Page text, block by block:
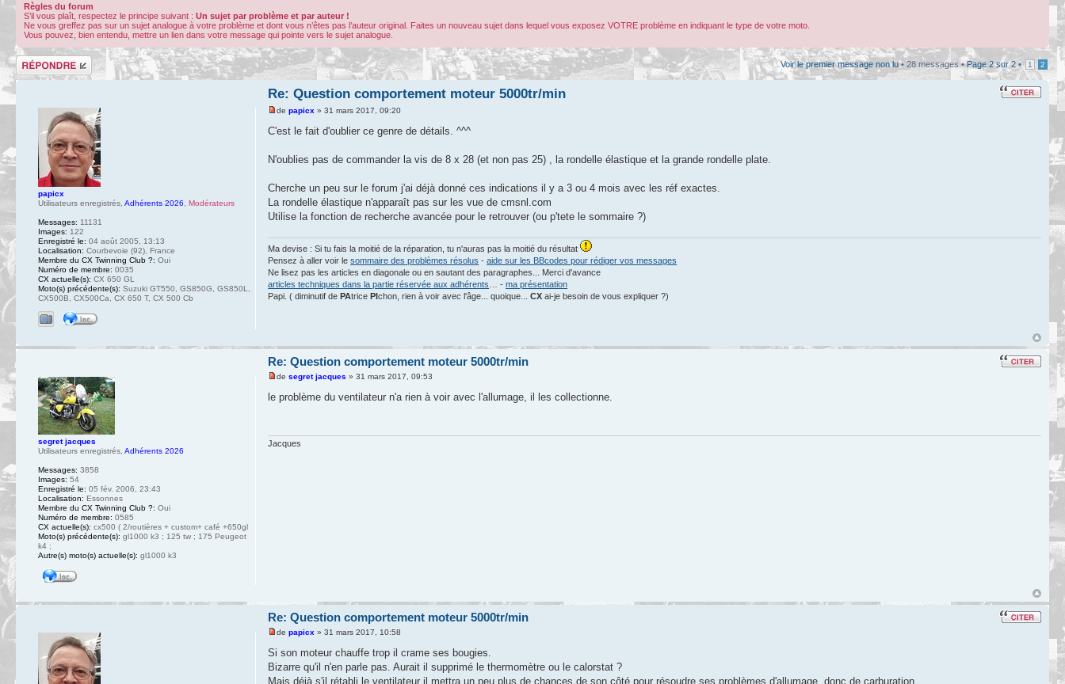
Règles du forum
S’il vous plaît, respectez le principe suivant : Un sujet par problème et par auteur !
Ne vous greffez pas sur un sujet analogue à votre problème et dont vous n’êtes pas l’auteur original. Faites un nouveau sujet dans lequel vous exposez VOTRE problème en indiquant le type de votre moto.
Vous pouvez, bien entendu, mettre un lien dans votre message qui pointe vers le sujet analogue.
Répondre Voir le premier message non lu• 28 messages •Page 2sur2• 1 2
Re: Question comportement moteur 5000tr/min
depapicx » 31 mars 2017, 09:20
C'est le fait d'oublier ce genre de détails. ^^^
N'oublies pas de commander la vis de 8 x 28 (et non pas 25) , la rondelle élastique et la grande rondelle plate.
Cherche un peu sur le forum j'ai déjà donné ces indications il y a 3 ou 4 mois avec les réf exactes.
La rondelle élastique n'apparaît pas sur les vue de cmsnl.com
Utilise la fonction de recherche avancée pour le retrouver (ou p'tete le sommaire ?)
Ma devise : Si tu fais la moitié de la réparation, tu n'auras pas la moitié du résultat
Pensez à aller voir lesommaire des problèmes résolus -aide sur les BBcodes pour rédiger vos messages
Ne lisez pas les articles en diagonale ou en sautant des paragraphes... Merci d'avance
articles techniques dans la partie réservée aux adhérents … -ma présentation
Papi. ( diminutif de PAtrice PIchon, rien à voir avec l'âge... quoique...CX ai-je besoin de vous expliquer ?)
papicx
Utilisateurs enregistrés Adhérents 2026 Modérateurs
Messages: 11131
Images: 122
Enregistré le: 04 août 2005, 13:13
Localisation: Courbevoie (92), France
Membre du CX Twinning Club ?: Oui
Numéro de membre: 0035
CX actuelle(s): CX 650 GL
Moto(s) précédente(s): Suzuki GT550, GS850G, GS850L,
CX500B, CX500Ca, CX 650 T, CX 500 Cb
Re: Question comportement moteur 5000tr/min
desegret jacques » 31 mars 2017, 09:53
le problème du ventilateur n'a rien à voir avec l'allumage, il les collectionne.
Jacques
segret jacques
Utilisateurs enregistrés Adhérents 2026
Messages: 3858
Images: 54
Enregistré le: 05 fév. 2006, 23:43
Localisation: Essonnes
Membre du CX Twinning Club ?: Oui
Numéro de membre: 0585
CX actuelle(s): cx500 ( 2/routières + custom+ café +650gl
Moto(s) précédente(s): gl1000 k3 ; 125 tw ; 175 Peugeot
k4 ;
Autre(s) moto(s) actuelle(s): gl1000 k3
Re: Question comportement moteur 5000tr/min
depapicx » 31 mars 2017, 10:58
Si son moteur chauffe trop il crame ses bougies.
Bizarre qu'il n'en parle pas. Aurait il supprimé le thermomètre ou le calorstat ?
Mais déjà s'il rétabli le ventilateur il mettra un peu plus de chances de son côté pour résoudre ses problèmes d'allumage, donc de carburation.